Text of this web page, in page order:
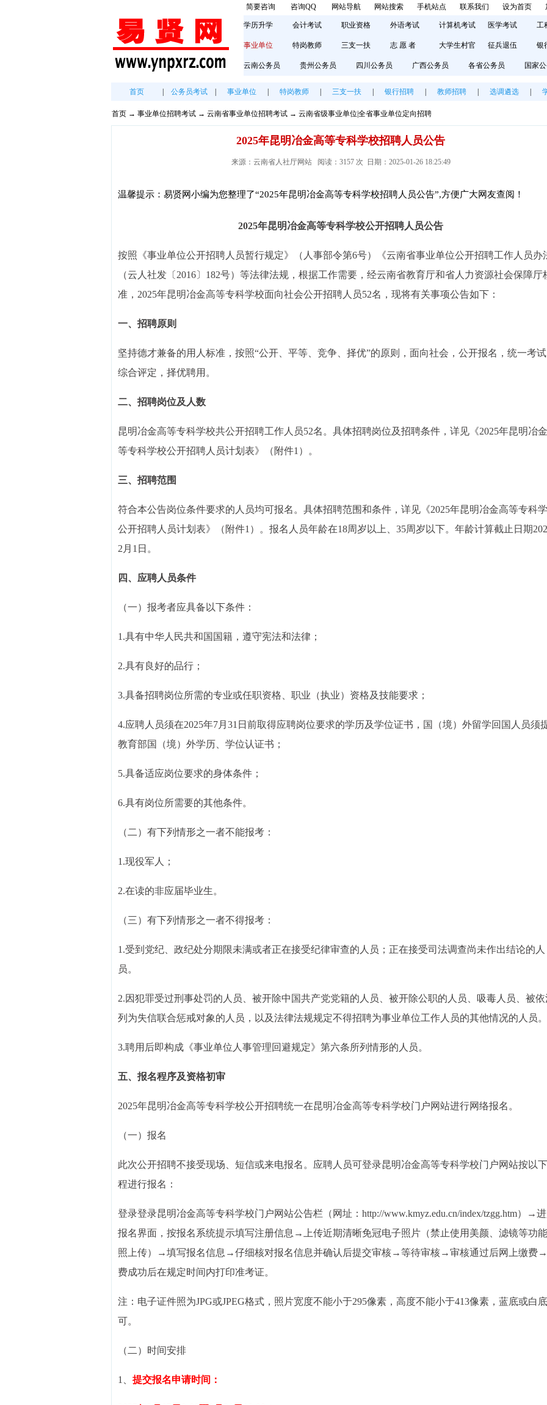
简要咨询 咨询QQ 网站导航 网站搜索 手机站点 联系我们 设为首页
学历升学 会计考试 职业资格 外语考试 计算机考试 医学考试 工
事业单位 特岗教师 三支一扶 志 愿 者 大学生村官 征兵退伍 银
云南公务员 贵州公务员 四川公务员 广西公务员 各省公务员 国家
首页 公务员考试 事业单位 特岗教师 三支一扶 银行招聘 教师招聘 选调遴选
首页 → 事业单位招聘考试 → 云南省事业单位招聘考试 → 云南省级事业单位|全省事业单位定向招聘
2025年昆明冶金高等专科学校招聘人员公告
来源：云南省人社厅网站 阅读：3157 次 日期：2025-01-26 18:25:49
温馨提示：易贤网小编为您整理了“2025年昆明冶金高等专科学校招聘人员公告”,方便广大网友查阅！
2025年昆明冶金高等专科学校公开招聘人员公告
按照《事业单位公开招聘人员暂行规定》（人事部令第6号）《云南省事业单位公开招聘工作人员办
（云人社发〔2016〕182号）等法律法规，根据工作需要，经云南省教育厅和省人力资源社会保障厅
准，2025年昆明冶金高等专科学校面向社会公开招聘人员52名，现将有关事项公告如下：
一、招聘原则
坚持德才兼备的用人标准，按照“公开、平等、竞争、择优”的原则，面向社会，公开报名，统一考
综合评定，择优聘用。
二、招聘岗位及人数
昆明冶金高等专科学校共公开招聘工作人员52名。具体招聘岗位及招聘条件，详见《2025年昆明冶
等专科学校公开招聘人员计划表》（附件1）。
三、招聘范围
符合本公告岗位条件要求的人员均可报名。具体招聘范围和条件，详见《2025年昆明冶金高等专科
公开招聘人员计划表》（附件1）。报名人员年龄在18周岁以上、35周岁以下。年龄计算截止日期
2月1日。
四、应聘人员条件
（一）报考者应具备以下条件：
1.具有中华人民共和国国籍，遵守宪法和法律；
2.具有良好的品行；
3.具备招聘岗位所需的专业或任职资格、职业（执业）资格及技能要求；
4.应聘人员须在2025年7月31日前取得应聘岗位要求的学历及学位证书，国（境）外留学回国人员须
教育部国（境）外学历、学位认证书；
5.具备适应岗位要求的身体条件；
6.具有岗位所需要的其他条件。
（二）有下列情形之一者不能报考：
1.现役军人；
2.在读的非应届毕业生。
（三）有下列情形之一者不得报考：
1.受到党纪、政纪处分期限未满或者正在接受纪律审查的人员；正在接受司法调查尚未作出结论的人
员。
2.因犯罪受过刑事处罚的人员、被开除中国共产党党籍的人员、被开除公职的人员、吸毒人员、被依
列为失信联合惩戒对象的人员，以及法律法规规定不得招聘为事业单位工作人员的其他情况的人员。
3.聘用后即构成《事业单位人事管理回避规定》第六条所列情形的人员。
五、报名程序及资格初审
2025年昆明冶金高等专科学校公开招聘统一在昆明冶金高等专科学校门户网站进行网络报名。
（一）报名
此次公开招聘不接受现场、短信或来电报名。应聘人员可登录昆明冶金高等专科学校门户网站按以
程进行报名：
登录登录昆明冶金高等专科学校门户网站公告栏（网址：http://www.kmyz.edu.cn/index/tzgg.htm）→
报名界面，按报名系统提示填写注册信息→上传近期清晰免冠电子照片（禁止使用美颜、滤镜等功
照上传）→填写报名信息→仔细核对报名信息并确认后提交审核→等待审核→审核通过后网上缴费
费成功后在规定时间内打印准考证。
注：电子证件照为JPG或JPEG格式，照片宽度不能小于295像素，高度不能小于413像素，蓝底或白
可。
（二）时间安排
1、 提交报名申请时间：